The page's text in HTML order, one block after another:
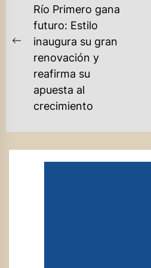
ENTRADAS
Previous
post:
Río Primero gana
futuro: Estilo
inaugura su gran
renovación y
reafirma su
apuesta al
crecimiento